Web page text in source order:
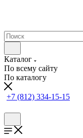
Каталог
По всему сайту
По каталогу
+7 (812) 334-15-15